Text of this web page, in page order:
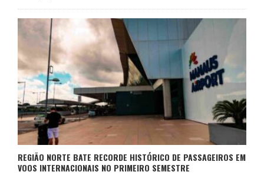
REGIÃO NORTE BATE RECORDE HISTÓRICO DE PASSAGEIROS EM
VOOS INTERNACIONAIS NO PRIMEIRO SEMESTRE